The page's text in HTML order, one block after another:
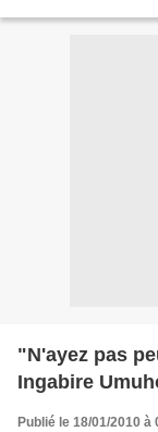
"N'ayez pas
Ingabire
Publié le 18/01/2010 à